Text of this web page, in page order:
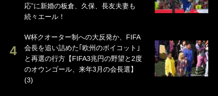
応”に新婚の板倉、久保、長友夫妻も
続々エール！
W杯クオーター制への大反発か、FIFA
会長を追い詰めた｢欧州のボイコット｣
と再選の行方【FIFA3兆円の野望と2度
のオウンゴール、来年3月の会長選】
(3)